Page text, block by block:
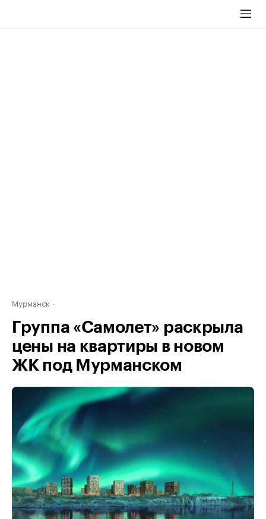
Мурманск
Группа «Самолет» раскрыла
цены на квартиры в новом
ЖК под Мурманском